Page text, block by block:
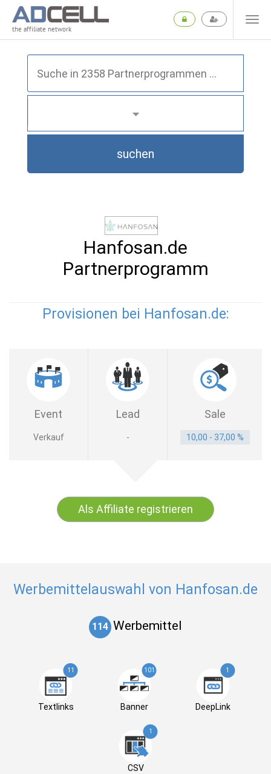
the affiliate network
suchen
Hanfosan.de
Partnerprogramm
Provisionen bei Hanfosan.de:
Event Lead Sale
Verkauf - 10,00 - 37,00 %
Als Affiliate registrieren
Werbemittelauswahl von Hanfosan.de
114 Werbemittel
11
Textlinks
101
Banner
1
DeepLink
1
CSV